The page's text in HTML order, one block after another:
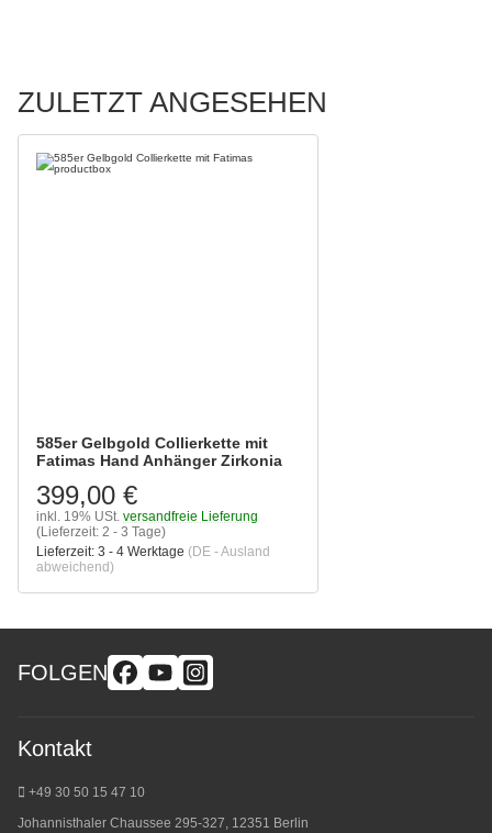
ZULETZT ANGESEHEN
585er Gelbgold Collierkette mit
Fatimas Hand Anhänger Zirkonia
399,00 €
inkl. 19% USt. versandfreie Lieferung
(Lieferzeit: 2 - 3 Tage)
Lieferzeit: 3 - 4 Werktage (DE - Ausland
abweichend)
FOLGEN
Kontakt
+49 30 50 15 47 10
Johannisthaler Chaussee 295-327, 12351 Berlin